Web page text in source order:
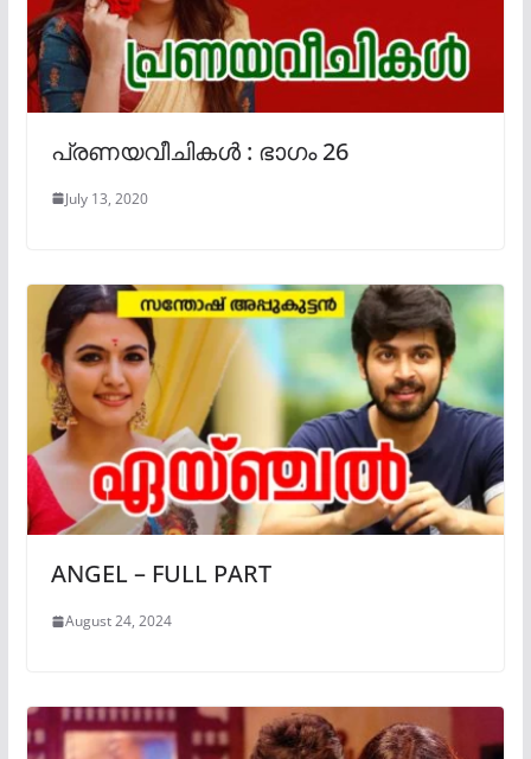
പ്രണയവീചികൾ : ഭാഗം 26
July 13, 2020
ANGEL – FULL PART
August 24, 2024